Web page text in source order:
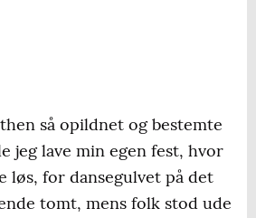
så opildnet og bestemte
jeg lave min egen fest, hvor
løs, for dansegulvet på det
tomt, mens folk stod ude